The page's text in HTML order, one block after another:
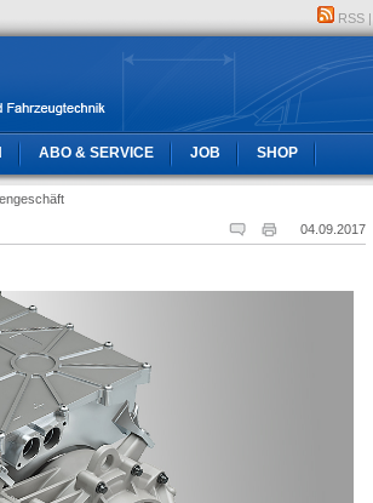
RSS |
ABO & SERVICE JOB SHOP
04.09.2017